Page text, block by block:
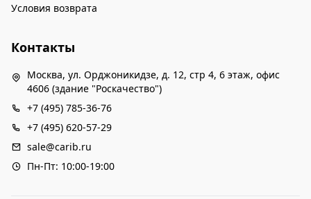
Условия возврата
Контакты
Москва, ул. Орджоникидзе, д. 12, стр 4, 6 этаж, офис
4606 (здание "Роскачество")
+7 (495) 785-36-76
+7 (495) 620-57-29
sale@carib.ru
Пн-Пт: 10:00-19:00